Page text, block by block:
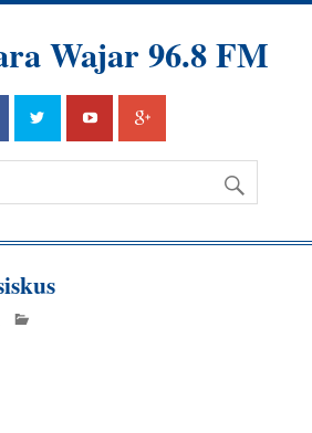
Wajar 96.8 FM